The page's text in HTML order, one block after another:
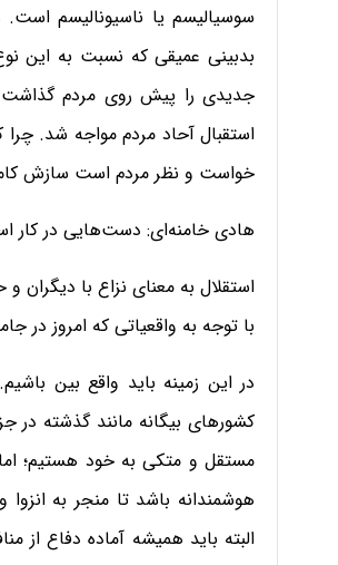
سوسیالیسم یا ناسیونالیسم
بدبینی عمیقی که نسبت به این
جدیدی را پیش روی مردم گذاشت
استقبال آحاد مردم مواجه شد. چرا
خواست و نظر مردم است سازش
هادی خامنه‌ای: دست‌هایی در کار
استقلال به معنای نزاع با
با توجه به واقعیاتی که امروز
در این زمینه باید واقع بین
کشورهای بیگانه مانند گذشته در
مستقل و متکی به خود هستیم؛ اما
هوشمندانه باشد تا منجر به
البته باید همیشه آماده دفاع از